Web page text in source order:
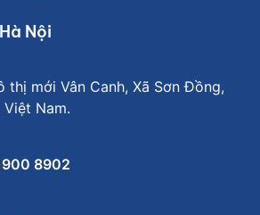
Nội
thị mới Vân Canh, Xã Sơn Đồng,
Nam.
8902